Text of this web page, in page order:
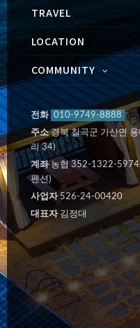
TRAVEL
LOCATION
COMMUNITY
전화 010-9749-8888
주소경북 칠곡군 가산면
리 34)
계좌농협 352-1322-
펜션)
사업자526-24-00420
대표자김정대